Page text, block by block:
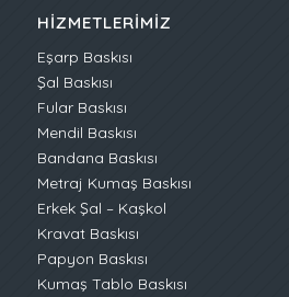
HIZMETLERIMIZ
Eşarp Baskısı
Şal Baskısı
Fular Baskısı
Mendil Baskısı
Bandana Baskısı
Metraj Kumaş Baskısı
Erkek Şal – Kaşkol
Kravat Baskısı
Papyon Baskısı
Kumaş Tablo Baskısı